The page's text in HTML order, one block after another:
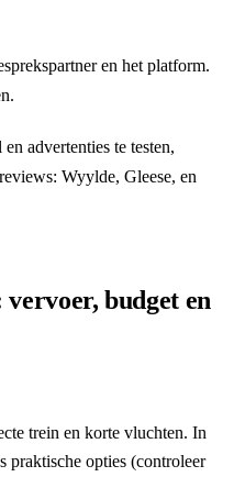
en het platform.
advertenties te testen,
Wyylde, Gleese, en
budget en
trein en korte vluchten. In
opties (controleer